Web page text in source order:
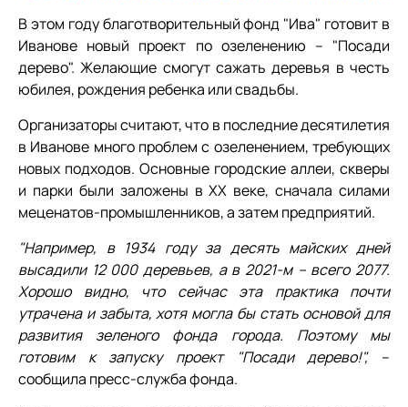
В этом году благотворительный фонд "Ива" готовит в
Иванове новый проект по озеленению – "Посади
дерево". Желающие смогут сажать деревья в честь
юбилея, рождения ребенка или свадьбы.
Организаторы считают, что в последние десятилетия
в Иванове много проблем с озеленением, требующих
новых подходов. Основные городские аллеи, скверы
и парки были заложены в ХХ веке, сначала силами
меценатов-промышленников, а затем предприятий.
"Например, в 1934 го­ду за десять майских дней
высадили 12 000 деревьев, а в 2021-­м – всего 2077.
Хорошо видно, что сейчас эта практика почти
утрачена и забыта, хотя могла бы стать основой для
развития зеленого фонда города. Поэтому мы
готовим к запуску проект "Посади дерево!", –
сообщила пресс-служба фонда.